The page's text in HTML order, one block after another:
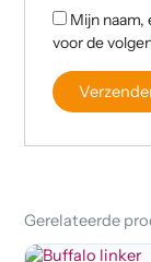
Mijn naam,
voor de
Gerelateerde